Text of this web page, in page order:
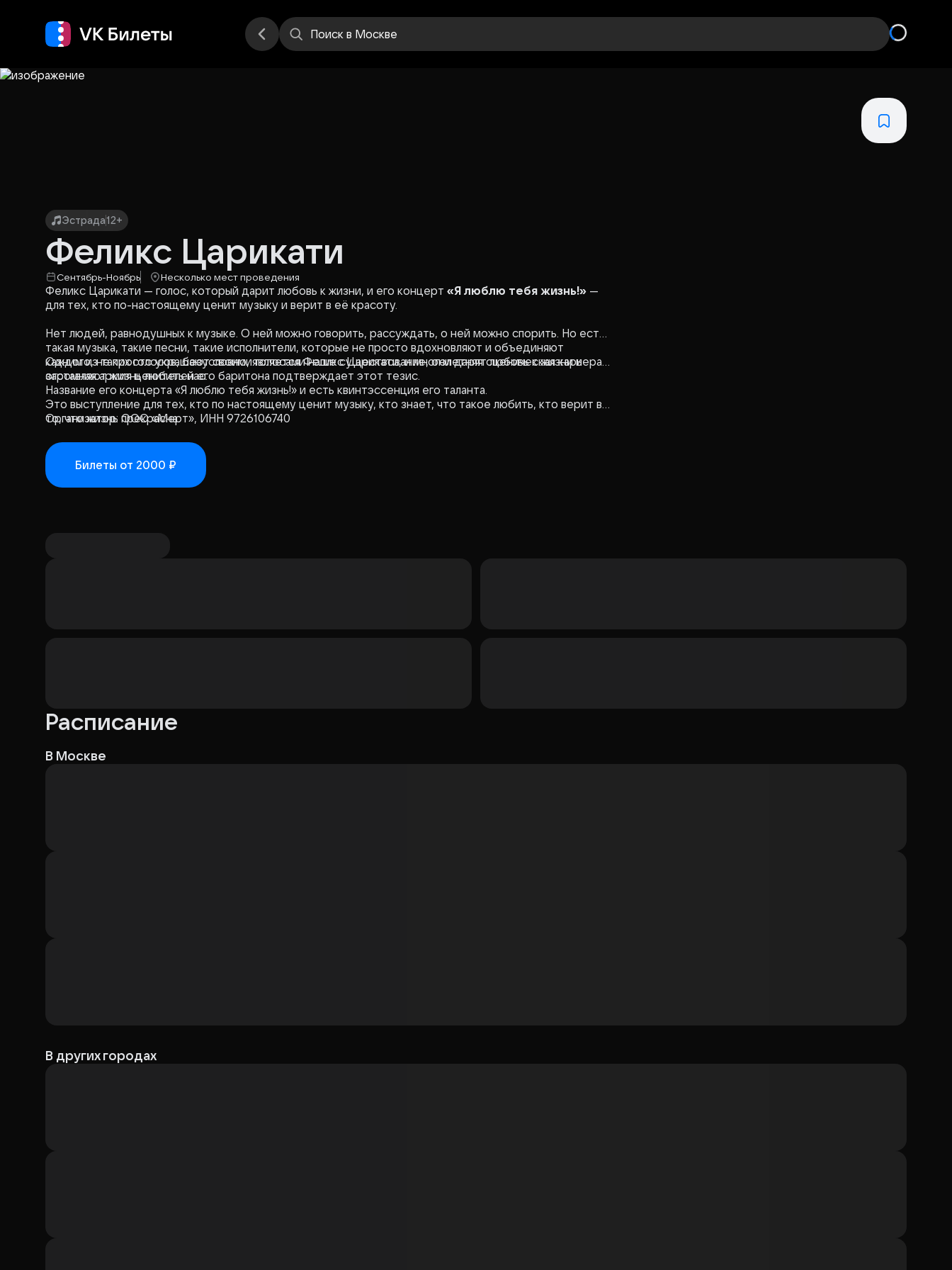
Поиск в Москве
Эстрада12+
Феликс Царикати
Сентябрь-Ноябрь Несколько мест проведения
Феликс Царикати — голос, который дарит любовь к жизни, и его концерт «Я люблю тебя жизнь!» —
для тех, кто по-настоящему ценит музыку и верит в её красоту.
Нет людей, равнодушных к музыке. О ней можно говорить, рассуждать, о ней можно спорить. Но есть
такая музыка, такие песни, такие исполнители, которые не просто вдохновляют и объединяют
каждого, не просто украшают своими голосами наше существование, они дарят любовь к жизни и
заставляют жизнь любить нас.
Одним из таких голосов, безусловно, является Феликс Царикати, и многолетняя сценическая карьера,
огромная армия ценителей его баритона подтверждает этот тезис.
Название его концерта «Я люблю тебя жизнь!» и есть квинтэссенция его таланта.
Это выступление для тех, кто по настоящему ценит музыку, кто знает, что такое любить, кто верит в
то, что жизнь прекрасна.
Организатор: ООО «Мерт», ИНН 9726106740
Билеты от 2000 ₽
Расписание
В Москве
В других городах